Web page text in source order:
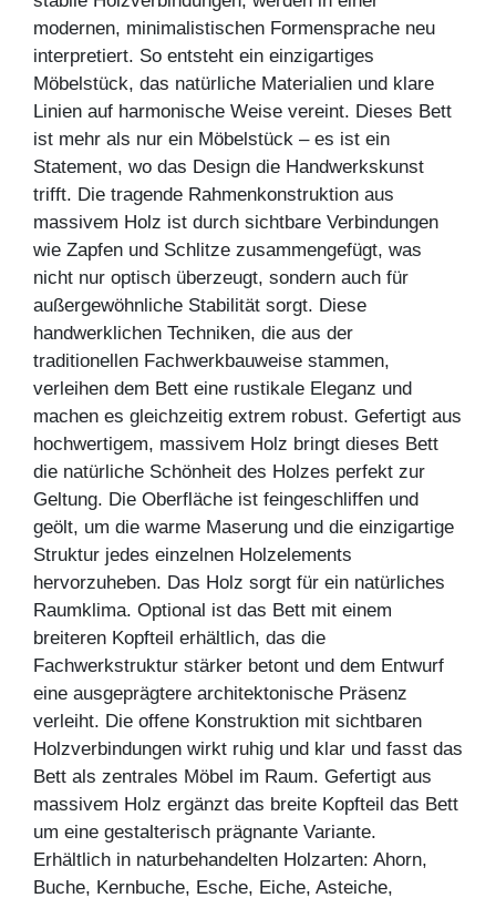
modernen, minimalistischen Formensprache neu
interpretiert. So entsteht ein einzigartiges
Möbelstück, das natürliche Materialien und klare
Linien auf harmonische Weise vereint. Dieses Bett
ist mehr als nur ein Möbelstück – es ist ein
Statement, wo das Design die Handwerkskunst
trifft. Die tragende Rahmenkonstruktion aus
massivem Holz ist durch sichtbare Verbindungen
wie Zapfen und Schlitze zusammengefügt, was
nicht nur optisch überzeugt, sondern auch für
außergewöhnliche Stabilität sorgt. Diese
handwerklichen Techniken, die aus der
traditionellen Fachwerkbauweise stammen,
verleihen dem Bett eine rustikale Eleganz und
machen es gleichzeitig extrem robust. Gefertigt aus
hochwertigem, massivem Holz bringt dieses Bett
die natürliche Schönheit des Holzes perfekt zur
Geltung. Die Oberfläche ist feingeschliffen und
geölt, um die warme Maserung und die einzigartige
Struktur jedes einzelnen Holzelements
hervorzuheben. Das Holz sorgt für ein natürliches
Raumklima. Optional ist das Bett mit einem
breiteren Kopfteil erhältlich, das die
Fachwerkstruktur stärker betont und dem Entwurf
eine ausgeprägtere architektonische Präsenz
verleiht. Die offene Konstruktion mit sichtbaren
Holzverbindungen wirkt ruhig und klar und fasst das
Bett als zentrales Möbel im Raum. Gefertigt aus
massivem Holz ergänzt das breite Kopfteil das Bett
um eine gestalterisch prägnante Variante.
Erhältlich in naturbehandelten Holzarten: Ahorn,
Buche, Kernbuche, Esche, Eiche, Asteiche,